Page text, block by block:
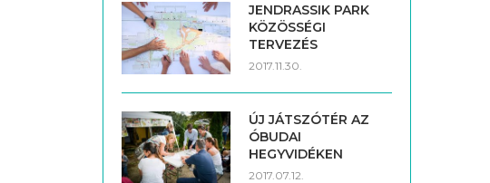
JENDRASSIK PARK
KÖZÖSSÉGI
TERVEZÉS
2017.11.30.
ÚJ JÁTSZÓTÉR AZ
ÓBUDAI
HEGYVIDÉKEN
2017.07.12.